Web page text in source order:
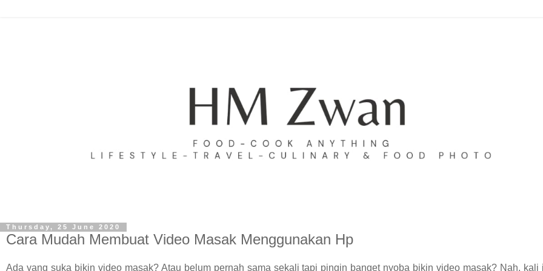
Thursday, 25 June 2020
Cara Mudah Membuat Video Masak Menggunakan Hp
Ada yang suka bikin video masak? Atau belum pernah sama sekali tapi pingin banget nyoba bikin video masak? Nah, kali